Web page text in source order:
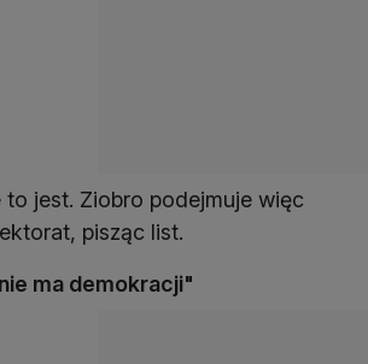
jest. Ziobro podejmuje więc
pisząc list.
ma demokracji"